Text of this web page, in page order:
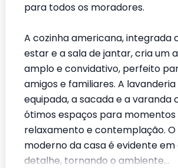
para todos os moradores.
A cozinha americana, integrada
estar e a sala de jantar, cria um
amplo e convidativo, perfeito
amigos e familiares. A
equipada, a sacada e a varanda
ótimos espaços para momentos
relaxamento e contemplação. O
moderno da casa é evidente em
detalhe, tornando o ambiente...